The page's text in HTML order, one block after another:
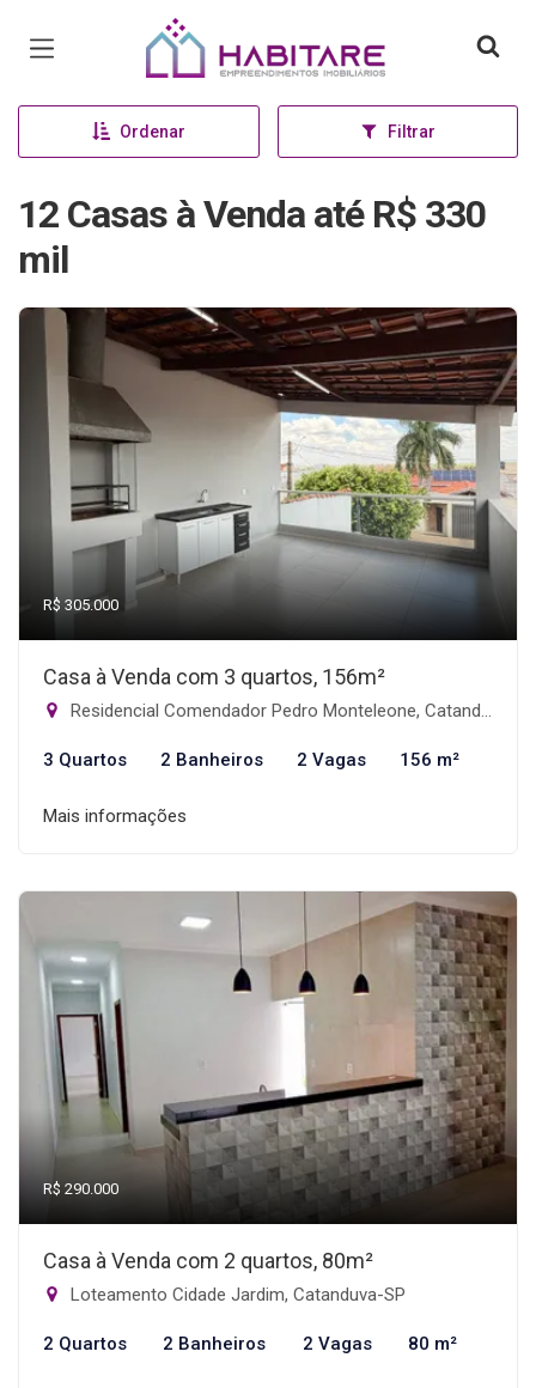
Página inicial
Ordenar Filtrar
12 Casas à Venda até R$ 330
mil
R$ 305.000
Casa à Venda com 3 quartos, 156m²
Residencial Comendador Pedro Monteleone, Catanduva-SP
3 Quartos 2 Banheiros 2 Vagas 156 m²
Mais informações
R$ 290.000
Casa à Venda com 2 quartos, 80m²
Loteamento Cidade Jardim, Catanduva-SP
2 Quartos 2 Banheiros 2 Vagas 80 m²